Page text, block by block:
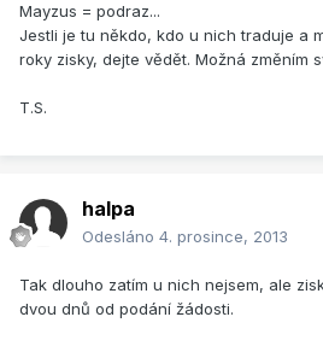
Mayzus = podraz...
Jestli je tu někdo, kdo u nich traduje a
roky zisky, dejte vědět. Možná změním
T.S.
halpa
Odesláno 4. prosince, 2013
Tak dlouho zatím u nich nejsem, ale
dvou dnů od podání žádosti.